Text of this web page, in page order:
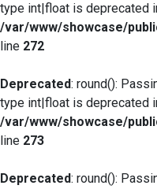
type int|float is deprecated
/var/www/showcase/
line 272
Deprecated: round():
type int|float is deprecated
/var/www/showcase/
line 273
Deprecated: round():